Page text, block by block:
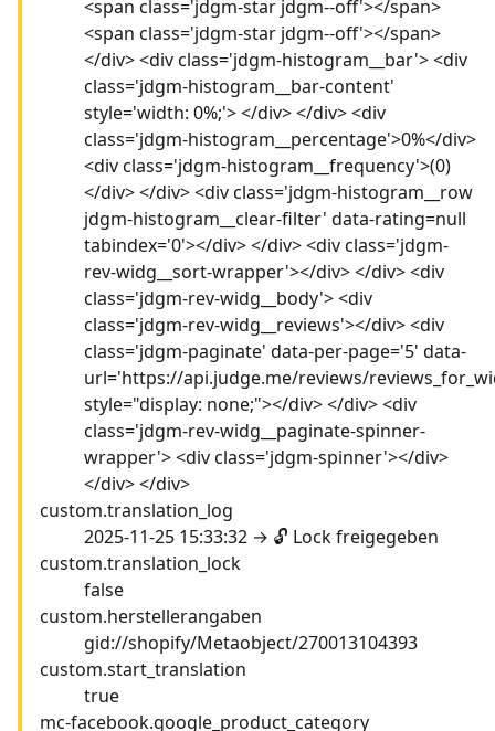
<span class='jdgm-star jdgm--off'></span>
<span class='jdgm-star jdgm--off'></span>
</div> <div class='jdgm-histogram__bar'> <div
class='jdgm-histogram__bar-content'
style='width: 0%;'> </div> </div> <div
class='jdgm-histogram__percentage'>0%</div>
<div class='jdgm-histogram__frequency'>(0)
</div> </div> <div class='jdgm-histogram__row
jdgm-histogram__clear-filter' data-rating=null
tabindex='0'></div> </div> <div class='jdgm-
rev-widg__sort-wrapper'></div> </div> <div
class='jdgm-rev-widg__body'> <div
class='jdgm-rev-widg__reviews'></div> <div
class='jdgm-paginate' data-per-page='5' data-
url='https://api.judge.me/reviews/
style="display: none;"></div> </div> <div
class='jdgm-rev-widg__paginate-spinner-
wrapper'> <div class='jdgm-spinner'></div>
</div> </div>
custom.translation_log
2025-11-25 15:33:32 → 🔓 Lock freigegeben
custom.translation_lock
false
custom.herstellerangaben
gid://shopify/Metaobject/270013104393
custom.start_translation
true
mc-facebook.google_product_category